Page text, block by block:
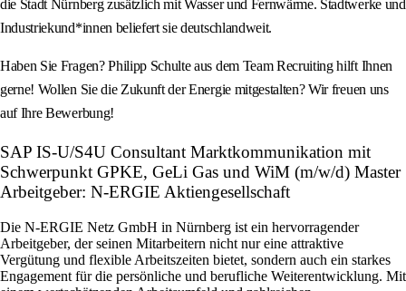
die Stadt Nürnberg zusätzlich mit Wasser und Fernwärme. Stadtwerke und
Industriekund*innen beliefert sie deutschlandweit.
Haben Sie Fragen? Philipp Schulte aus dem Team Recruiting hilft Ihnen
gerne! Wollen Sie die Zukunft der Energie mitgestalten? Wir freuen uns
auf Ihre Bewerbung!
SAP IS-U/S4U Consultant Marktkommunikation mit
Schwerpunkt GPKE, GeLi Gas und WiM (m/w/d) Master
Arbeitgeber: N-ERGIE Aktiengesellschaft
Die N-ERGIE Netz GmbH in Nürnberg ist ein hervorragender
Arbeitgeber, der seinen Mitarbeitern nicht nur eine attraktive
Vergütung und flexible Arbeitszeiten bietet, sondern auch ein starkes
Engagement für die persönliche und berufliche Weiterentwicklung. Mit